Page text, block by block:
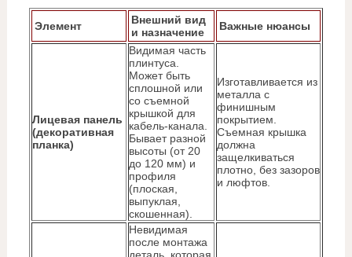
Элемент
Внешний вид
и назначение
Важные нюансы
Лицевая панель
(декоративная
планка)
Видимая часть
плинтуса.
Может быть
сплошной или
со съемной
крышкой для
кабель-канала.
Бывает разной
высоты (от 20
до 120 мм) и
профиля
(плоская,
выпуклая,
скошенная).
Изготавливается из
металла с
финишным
покрытием.
Съемная крышка
должна
защелкиваться
плотно, без зазоров
и люфтов.
Невидимая
после монтажа